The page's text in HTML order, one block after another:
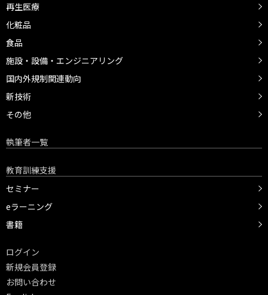
再生医療
化粧品
食品
施設・設備・エンジニアリング
国内外規制関連動向
新技術
その他
執筆者一覧
教育訓練支援
セミナー
eラーニング
書籍
ログイン
新規会員登録
お問い合わせ